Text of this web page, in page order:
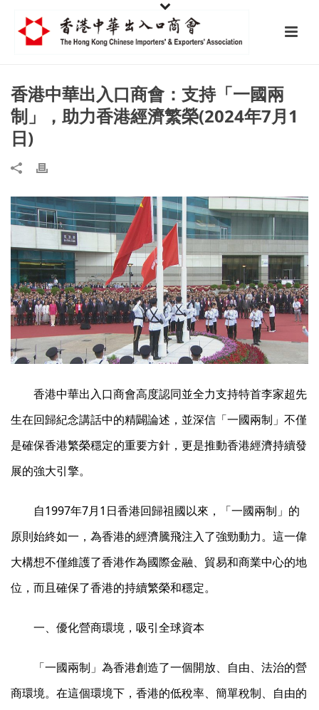
香港中華出入口商會：支持「一國兩
制」，助力香港經濟繁榮(2024年7月1
日)
香港中華出入口商會高度認同並全力支持特首李家超先
生在回歸紀念講話中的精闢論述，並深信「一國兩制」不僅
是確保香港繁榮穩定的重要方針，更是推動香港經濟持續發
展的強大引擎。
自1997年7月1日香港回歸祖國以來，「一國兩制」的
原則始終如一，為香港的經濟騰飛注入了強勁動力。這一偉
大構想不僅維護了香港作為國際金融、貿易和商業中心的地
位，而且確保了香港的持續繁榮和穩定。
一、優化營商環境，吸引全球資本
「一國兩制」為香港創造了一個開放、自由、法治的營
商環境。在這個環境下，香港的低稅率、簡單稅制、自由的